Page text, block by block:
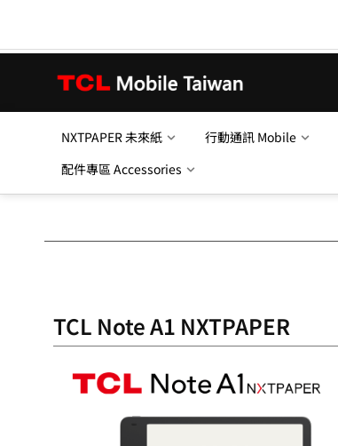
NXTPAPER 未來紙 行動通訊 Mobile
配件專區 Accessories
TCL Note A1 NXTPAPER